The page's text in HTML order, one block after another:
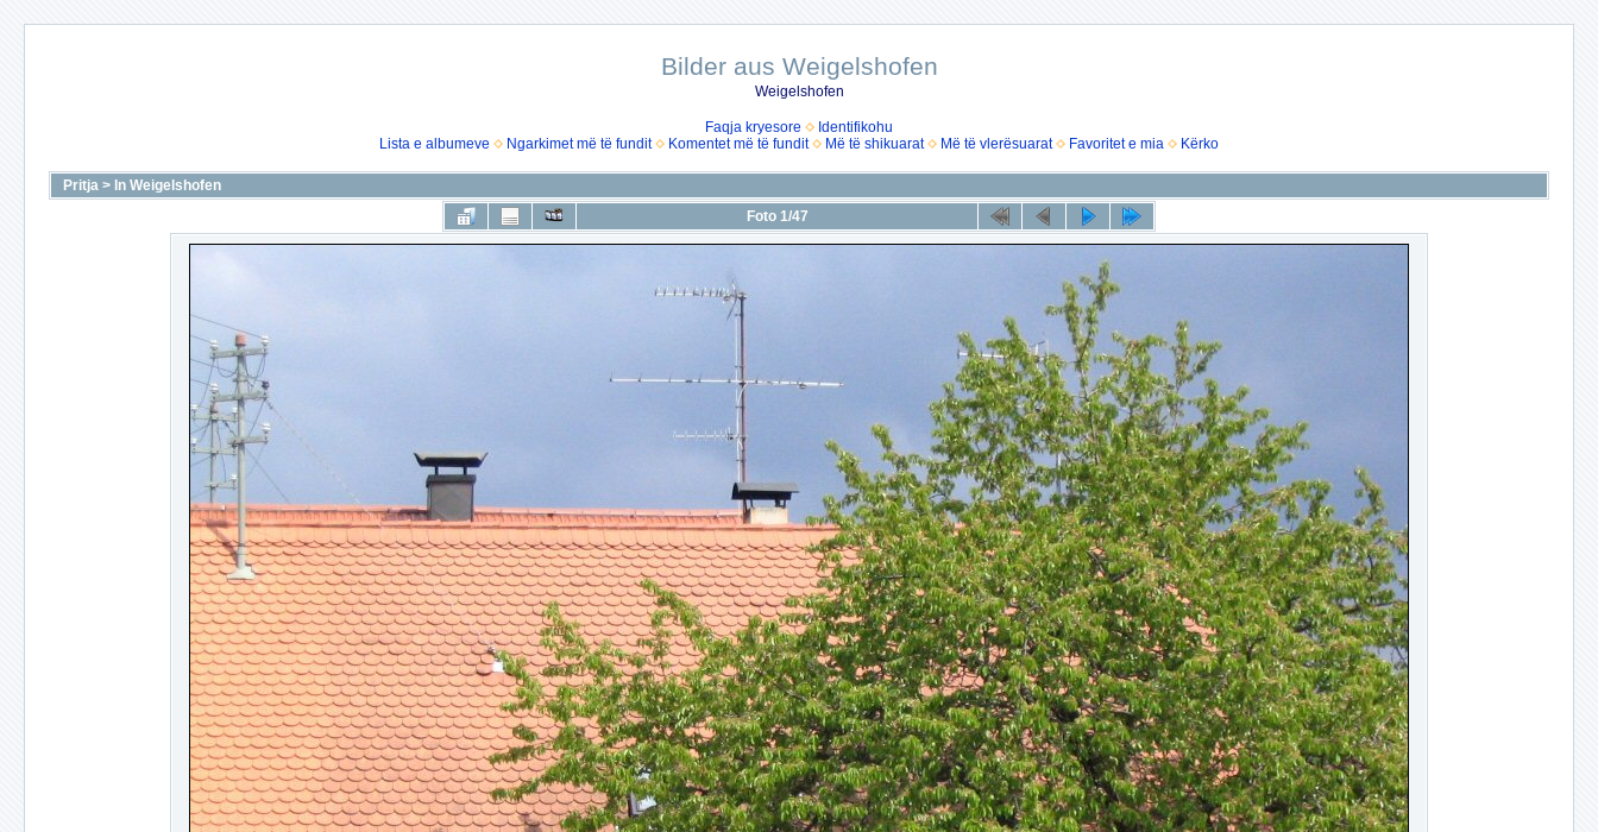
Bilder aus Weigelshofen
Weigelshofen
Faqja kryesore
Identifikohu
Lista e albumeve
Ngarkimet më të fundit Komentet më të fundit Më të shikuarat Më të vlerësuarat Favoritet e mia Kërko
Pritja > In Weigelshofen
Foto 1/47